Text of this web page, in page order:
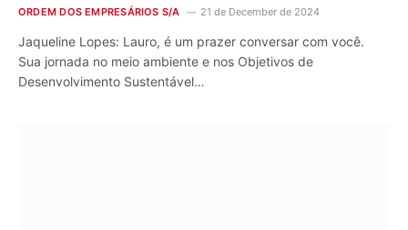
ORDEM DOS EMPRESÁRIOS S/A 21 de December de 2024
Jaqueline Lopes: Lauro, é um prazer conversar com você.
Sua jornada no meio ambiente e nos Objetivos de
Desenvolvimento Sustentável…